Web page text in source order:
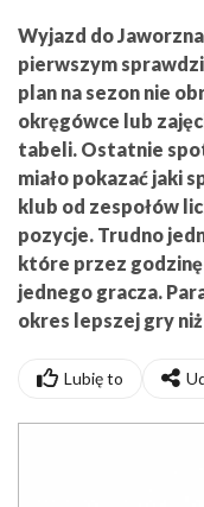
Wyjazd do
pierwszym
plan na sezon nie
okręgówce lub
tabeli. Ostatnie
miało pokazać jaki
klub od zespołów
pozycje. Trudno
które przez
jednego gracza.
okres lepszej gry
Lubię to